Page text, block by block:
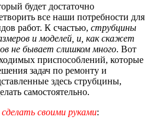
будет достаточно
все наши потребности для
работ. К счастью, струбцины
и моделей, и, как скажет
не бывает слишком много. Вот
приспособлений, которые
задач по ремонту и
здесь струбцины,
самостоятельно.
своими руками: